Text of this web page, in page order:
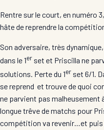
Rentre sur le court, en numéro
hâte de reprendre la
Son adversaire, très
dans le 1er set et Priscilla ne
solutions. Perte du 1er set 6/1.
se reprend et trouve de quoi
ne parvient pas malheusement
longue trêve de matchs pour
compétition va revenir…et puis